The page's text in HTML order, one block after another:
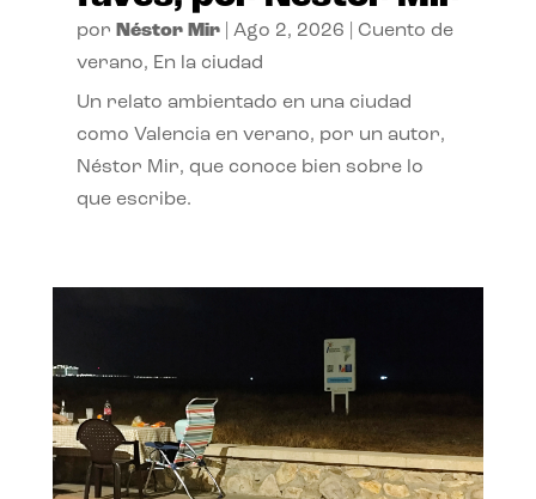
por Néstor Mir| Ago 2, 2026
Cuento de
verano, En la ciudad
Un relato ambientado en una ciudad
como Valencia en verano, por un autor,
Néstor Mir, que conoce bien sobre lo
que escribe.